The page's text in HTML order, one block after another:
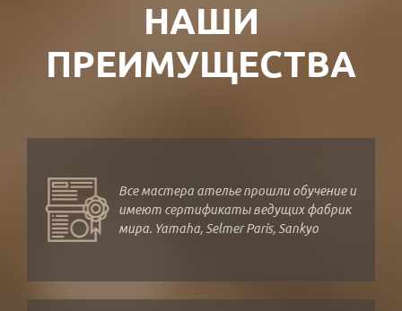
НАШИ
ПРЕИМУЩЕСТВА
Все мастера ателье прошли обучение и
имеют сертификаты ведущих фабрик
мира. Yamaha, Selmer Paris, Sankyo